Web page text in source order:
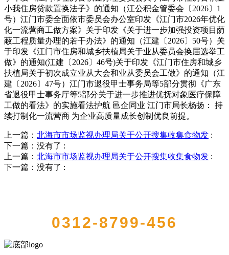
小我住房贷款置换法子》的通知（江公积金管委会〔2026〕1
号）江门市委全面依市委员会办公室印发《江门市2026年优化
化一流营商工做方案》关于印发《关于进一步加强投资项目荫
蔽工程质量办理的若干办法》的通知（江建〔2026〕50号）关
于印发《江门市住房和城乡扶植局关于业从委员会换届选举工
做》的通知(江建〔2026〕46号)关于印发《江门市住房和城乡
扶植局关于初次成立业从大会和业从委员会工做》的通知（江
建〔2026〕47号）江门市退役甲士事务局等5部分贯彻《广东
省退役甲士事务厅等5部分关于进一步推进优抚对象医疗保障
工做的看法》的实施看法护航 邑企同业 江门市局长杨扬： 持
续打制化一流营商 为企业高质量成长创制优良前提。
上一篇： 北海市市场监视办理局关于公开搜集收集食物发 :
下一篇：没有了 :
上一篇： 北海市市场监视办理局关于公开搜集收集食物发 :
下一篇：没有了 :
0312-8799-456